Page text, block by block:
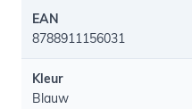
EAN
8788911156031
Kleur
Blauw